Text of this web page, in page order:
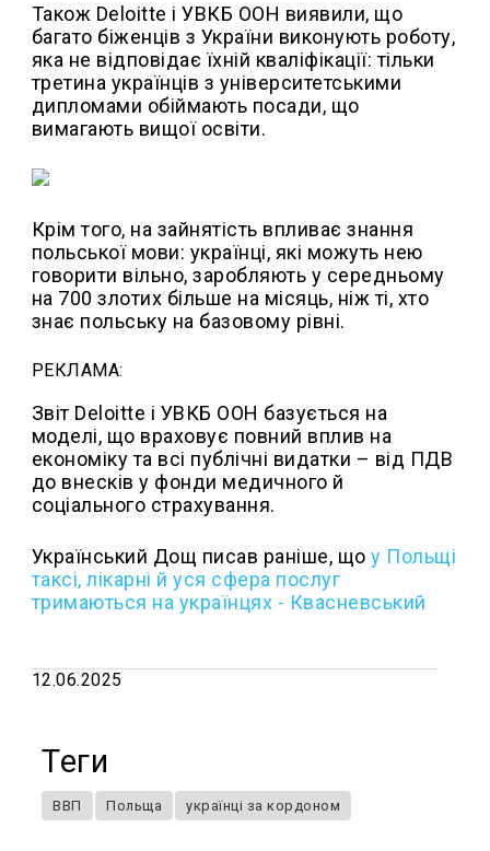
Також Deloitte і УВКБ ООН виявили, що
багато біженців з України виконують роботу,
яка не відповідає їхній кваліфікації: тільки
третина українців з університетськими
дипломами обіймають посади, що
вимагають вищої освіти.
Крім того, на зайнятість впливає знання
польської мови: українці, які можуть нею
говорити вільно, заробляють у середньому
на 700 злотих більше на місяць, ніж ті, хто
знає польську на базовому рівні.
РЕКЛАМА:
Звіт Deloitte і УВКБ ООН базується на
моделі, що враховує повний вплив на
економіку та всі публічні видатки – від ПДВ
до внесків у фонди медичного й
соціального страхування.
Український Дощ писав раніше, щоу Польщі
таксі, лікарні й уся сфера послуг
тримаються на українцях - Квасневський
12.06.2025
Теги
ВВП Польща українці за кордоном